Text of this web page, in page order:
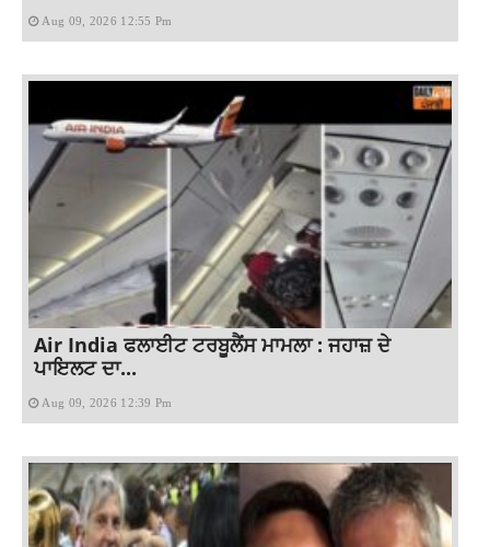
Aug 09, 2026 12:55 Pm
Air India ਫਲਾਈਟ ਟਰਬੂਲੈਂਸ ਮਾਮਲਾ : ਜਹਾਜ਼ ਦੇ
ਪਾਇਲਟ ਦਾ...
Aug 09, 2026 12:39 Pm